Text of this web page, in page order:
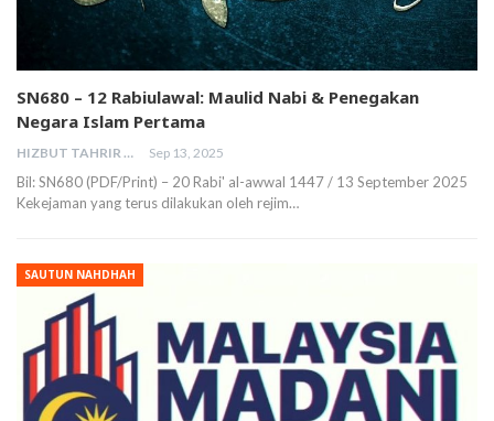
SN680 – 12 Rabiulawal: Maulid Nabi & Penegakan
Negara Islam Pertama
HIZBUT TAHRIR MALAYSIA Sep 13, 2025
Bil: SN680 (PDF/Print) – 20 Rabi' al-awwal 1447 / 13 September 2025
Kekejaman yang terus dilakukan oleh rejim…
SAUTUN NAHDHAH